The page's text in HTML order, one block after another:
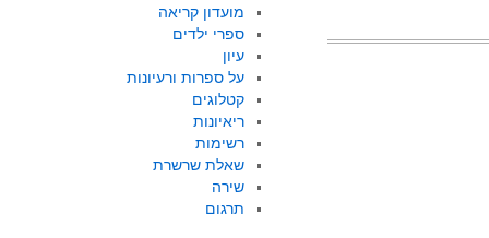
מועדון קריאה
ספרי ילדים
עיון
על ספרות ורעיונות
קטלוגים
ריאיונות
רשימות
שאלת שרשרת
שירה
תרגום